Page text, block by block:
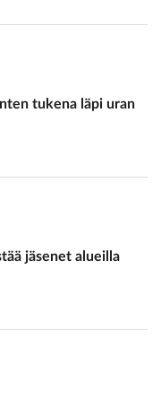
tukena läpi uran
jäsenet alueilla